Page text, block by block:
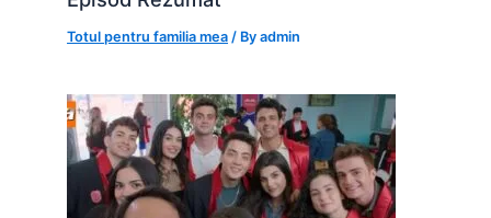
Totul pentru familia mea / Byadmin